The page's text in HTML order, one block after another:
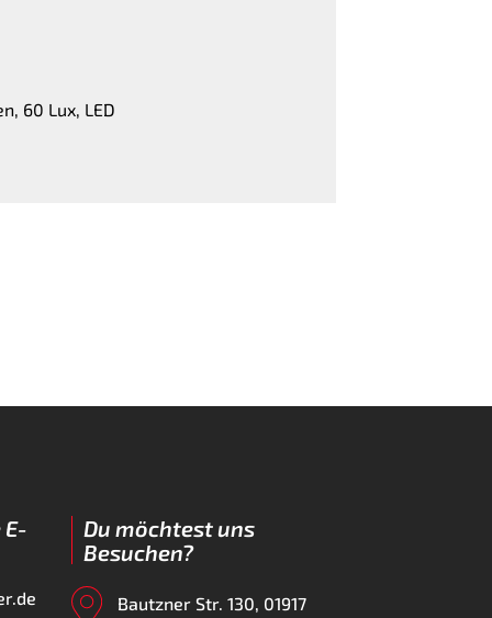
60 Lux, LED
Du möchtest uns
Besuchen?
Bautzner Str. 130, 01917